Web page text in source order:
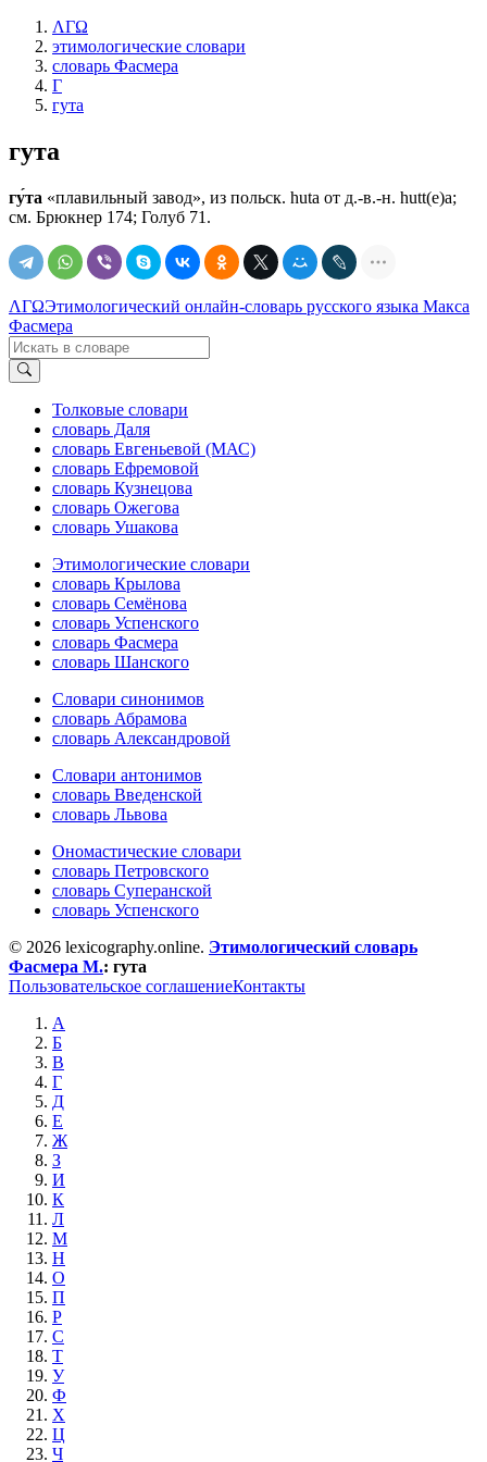
ΛΓΩ
этимологические словари
словарь Фасмера
Г
гута
гута
гу́та «плавильный завод», из польск. huta от д.-в.-н. hutt(e)a;
см. Брюкнер 174; Голуб 71.
ΛΓΩЭтимологический онлайн-словарь русского языка Макса
Фасмера
Толковые словари
словарь Даля
словарь Евгеньевой (МАС)
словарь Ефремовой
словарь Кузнецова
словарь Ожегова
словарь Ушакова
Этимологические словари
словарь Крылова
словарь Семёнова
словарь Успенского
словарь Фасмера
словарь Шанского
Словари синонимов
словарь Абрамова
словарь Александровой
Словари антонимов
словарь Введенской
словарь Львова
Ономастические словари
словарь Петровского
словарь Суперанской
словарь Успенского
© 2026 lexicography.online. Этимологический словарь
Фасмера М.: гута
Пользовательское соглашениеКонтакты
А
Б
В
Г
Д
Е
Ж
З
И
К
Л
М
Н
О
П
Р
С
Т
У
Ф
Х
Ц
Ч